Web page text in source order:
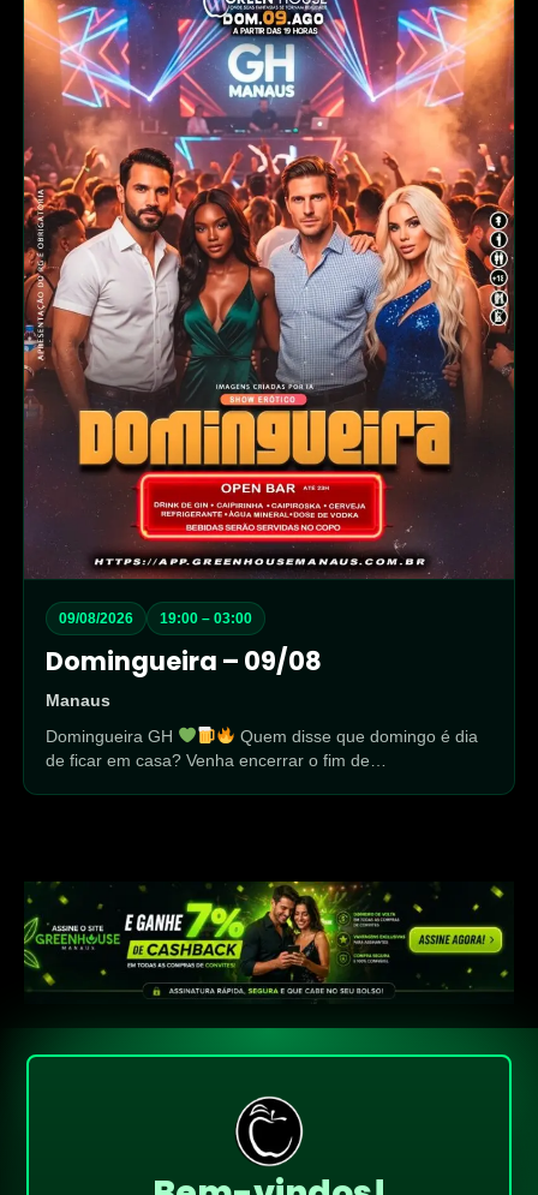
09/08/2026 19:00 – 03:00
Domingueira – 09/08
Manaus
Domingueira GH
Quem disse que domingo é dia
de ficar em casa? Venha encerrar o fim de…